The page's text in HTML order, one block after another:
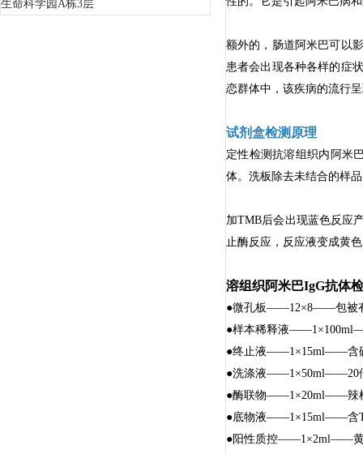
生命科学园A栋3层
额外的，肠道阿米巴可以
患者会出现各种各样的症
恋群体中，该疾病的流行
试剂盒检测原理
定性检测抗溶组织内阿米
体。洗板除去未结合的样
加TMB后会出现蓝色反应
止酶反应，反应液变成黄
溶组织阿米巴IgG抗体
●微孔板——12×8——包被
●样本稀释液
●终止液——1×15ml——含
●洗涤液——1×50ml——20
●酶联物——1×20ml——辣
●底物液——1×15ml——含
●阳性质控——1×2ml——黄